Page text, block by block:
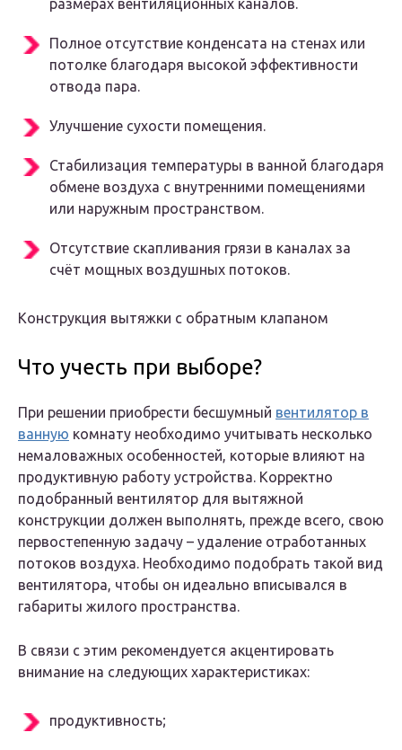
размерах вентиляционных каналов.
Полное отсутствие конденсата на стенах или
потолке благодаря высокой эффективности
отвода пара.
Улучшение сухости помещения.
Стабилизация температуры в ванной благодаря
обмене воздуха с внутренними помещениями
или наружным пространством.
Отсутствие скапливания грязи в каналах за
счёт мощных воздушных потоков.
Конструкция вытяжки с обратным клапаном
Что учесть при выборе?
При решении приобрести бесшумный вентилятор в
ванную комнату необходимо учитывать несколько
немаловажных особенностей, которые влияют на
продуктивную работу устройства. Корректно
подобранный вентилятор для вытяжной
конструкции должен выполнять, прежде всего, свою
первостепенную задачу – удаление отработанных
потоков воздуха. Необходимо подобрать такой вид
вентилятора, чтобы он идеально вписывался в
габариты жилого пространства.
В связи с этим рекомендуется акцентировать
внимание на следующих характеристиках:
продуктивность;